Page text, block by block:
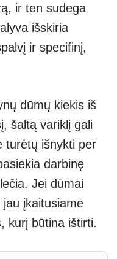
ir ten sudega
išskiria
ir specifinį,
dūmų kiekis iš
šaltą variklį gali
turėtų išnykti per
darbinę
Jei dūmai
įkaitusiame
kurį būtina ištirti.